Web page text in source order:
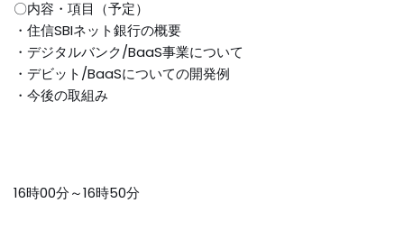
〇内容・項目（予定）
・住信SBIネット銀行の概要
・デジタルバンク/BaaS事業について
・デビット/BaaSについての開発例
・今後の取組み
16時00分～16時50分